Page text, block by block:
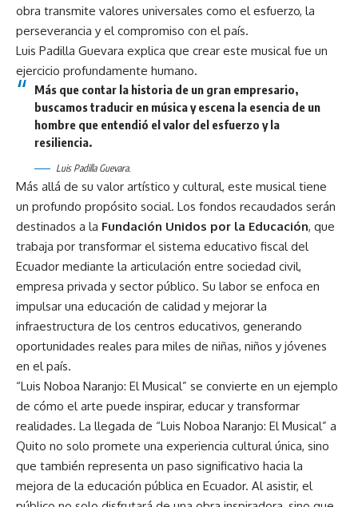
obra transmite valores universales como el esfuerzo, la
perseverancia y el compromiso con el país.
Luis Padilla Guevara explica que crear este musical fue un
ejercicio profundamente humano.
Más que contar la historia de un gran empresario,
buscamos traducir en música y escena la esencia de un
hombre que entendió el valor del esfuerzo y la
resiliencia.
Luis Padilla Guevara.
Más allá de su valor artístico y cultural, este musical tiene
un profundo propósito social. Los fondos recaudados serán
destinados a la Fundación Unidos por la Educación, que
trabaja por transformar el sistema educativo fiscal del
Ecuador mediante la articulación entre sociedad civil,
empresa privada y sector público. Su labor se enfoca en
impulsar una educación de calidad y mejorar la
infraestructura de los centros educativos, generando
oportunidades reales para miles de niñas, niños y jóvenes
en el país.
“Luis Noboa Naranjo: El Musical” se convierte en un ejemplo
de cómo el arte puede inspirar, educar y transformar
realidades. La llegada de “Luis Noboa Naranjo: El Musical” a
Quito no solo promete una experiencia cultural única, sino
que también representa un paso significativo hacia la
mejora de la educación pública en Ecuador. Al asistir, el